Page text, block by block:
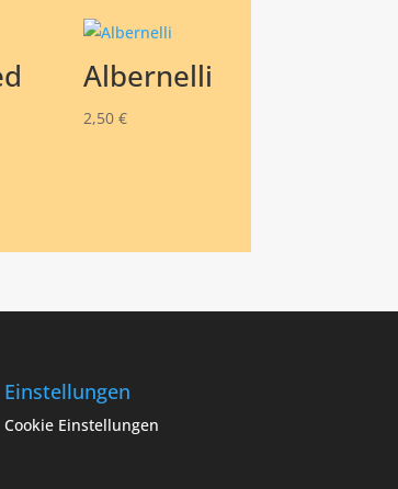
Albernelli
2,50€
Einstellungen
Cookie Einstellungen